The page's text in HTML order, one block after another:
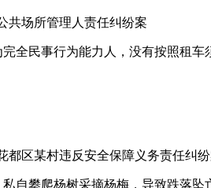
场所管理人责任纠纷案
全民事行为能力人，没有按照租车
区某村违反安全保障义务责任纠
自攀爬杨树采摘杨梅，导致跌落坠